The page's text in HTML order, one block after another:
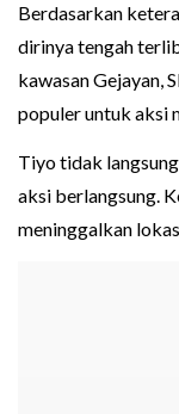
Berdasarkan
dirinya tengah
kawasan Gejayan,
populer untuk aksi
Tiyo tidak
aksi berlangsung.
meninggalkan